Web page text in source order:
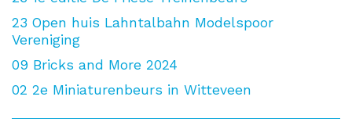
23 Open huis Lahntalbahn Modelspoor
Vereniging
09 Bricks and More 2024
02 2e Miniaturenbeurs in Witteveen